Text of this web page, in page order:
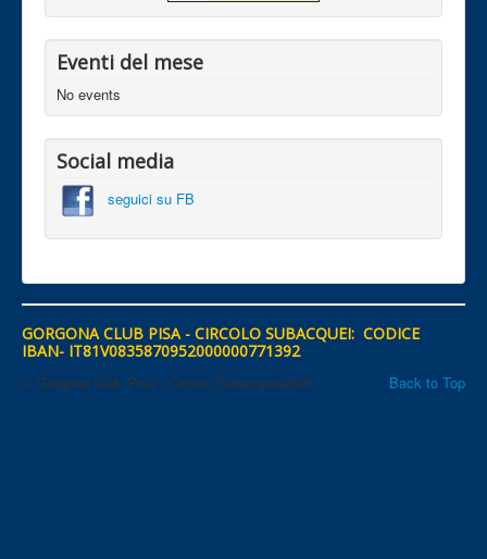
Eventi del mese
No events
Social media
seguici su FB
GORGONA CLUB PISA - CIRCOLO SUBACQUEI: CODICE
IBAN- IT81V0835870952000000771392
Back to Top
© Gorgona Club Pisa - Circolo Subacquei2026